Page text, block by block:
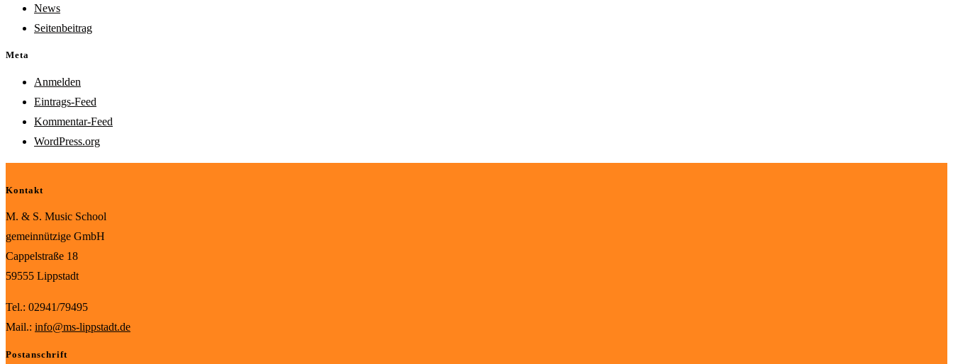
News
Seitenbeitrag
Meta
Anmelden
Eintrags-Feed
Kommentar-Feed
WordPress.org
Kontakt
M. & S. Music School
gemeinnützige GmbH
Cappelstraße 18
59555 Lippstadt
Tel.: 02941/79495
Mail.: info@ms-lippstadt.de
Postanschrift